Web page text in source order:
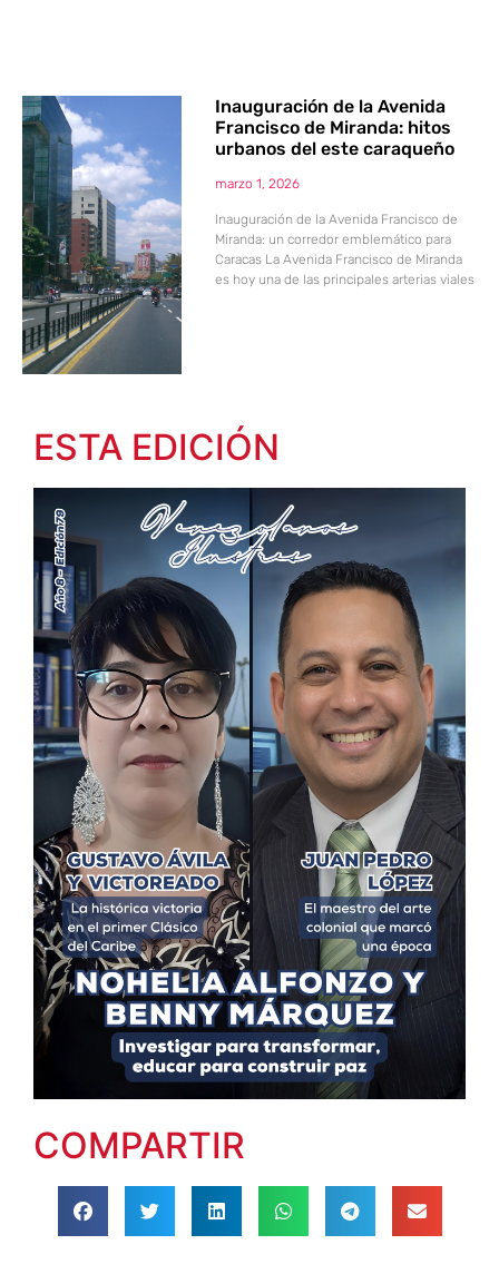
Inauguración de la Avenida
Francisco de Miranda: hitos
urbanos del este caraqueño
marzo 1, 2026
Inauguración de la Avenida Francisco de
Miranda: un corredor emblemático para
Caracas La Avenida Francisco de Miranda
es hoy una de las principales arterias viales
ESTA EDICIÓN
COMPARTIR